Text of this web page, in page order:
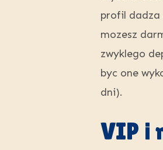
profil dadza
mozesz
zwyklego
byc one
dni).
VIP i